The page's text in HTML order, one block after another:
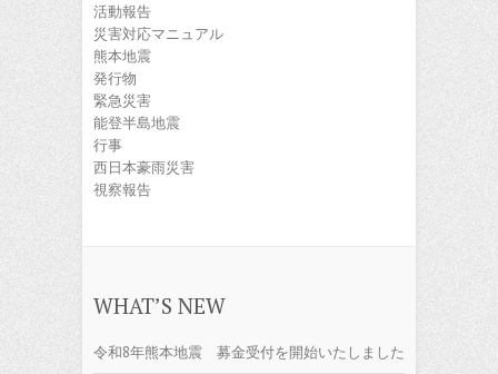
活動報告
災害対応マニュアル
熊本地震
発行物
緊急災害
能登半島地震
行事
西日本豪雨災害
視察報告
WHAT’S NEW
令和8年熊本地震 募金受付を開始いたしました